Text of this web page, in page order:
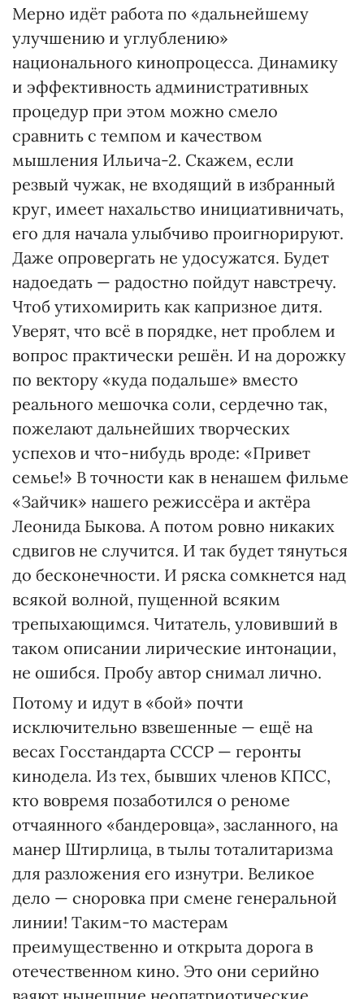
Мерно идёт работа по «дальнейшему
улучшению и углублению»
национального кинопроцесса. Динамику
и эффективность административных
процедур при этом можно смело
сравнить с темпом и качеством
мышления Ильича-2. Скажем, если
резвый чужак, не входящий в избранный
круг, имеет нахальство инициативничать,
его для начала улыбчиво проигнорируют.
Даже опровергать не удосужатся. Будет
надоедать — радостно пойдут навстречу.
Чтоб утихомирить как капризное дитя.
Уверят, что всё в порядке, нет проблем и
вопрос практически решён. И на дорожку
по вектору «куда подальше» вместо
реального мешочка соли, сердечно так,
пожелают дальнейших творческих
успехов и что-нибудь вроде: «Привет
семье!» В точности как в ненашем фильме
«Зайчик» нашего режиссёра и актёра
Леонида Быкова. А потом ровно никаких
сдвигов не случится. И так будет тянуться
до бесконечности. И ряска сомкнется над
всякой волной, пущенной всяким
трепыхающимся. Читатель, уловивший в
таком описании лирические интонации,
не ошибся. Пробу автор снимал лично.
Потому и идут в «бой» почти
исключительно взвешенные — ещё на
весах Госстандарта СССР — геронты
кинодела. Из тех, бывших членов КПСС,
кто вовремя позаботился о реноме
отчаянного «бандеровца», засланного, на
манер Штирлица, в тылы тоталитаризма
для разложения его изнутри. Великое
дело — сноровка при смене генеральной
линии! Таким-то мастерам
преимущественно и открыта дорога в
отечественном кино. Это они серийно